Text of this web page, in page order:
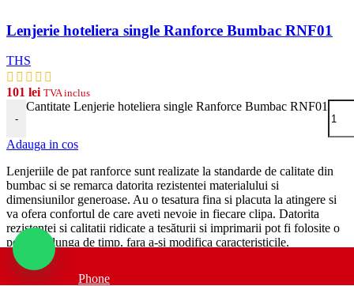
Lenjerie hoteliera single Ranforce Bumbac RNF01
THS
101 lei TVA inclus
-
Cantitate Lenjerie hoteliera single Ranforce Bumbac RNF01
Adauga in cos
Lenjeriile de pat ranforce sunt realizate la standarde de calitate din
bumbac si se remarca datorita rezistentei materialului si
dimensiunilor generoase. Au o tesatura fina si placuta la atingere si
va ofera confortul de care aveti nevoie in fiecare clipa. Datorita
rezistentei si calitatii ridicate a tesăturii si imprimarii pot fi folosite o
perioada lunga de timp, fara a-si modifica caracteristicile.
Phone